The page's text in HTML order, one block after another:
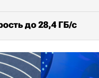
до 28,4 ГБ/с